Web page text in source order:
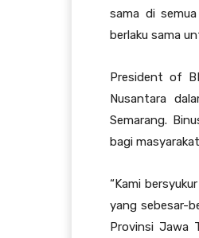
sama di
berlaku sama
President of
Nusantara
Semarang.
bagi
“Kami
yang sebesar-
Provinsi Jawa